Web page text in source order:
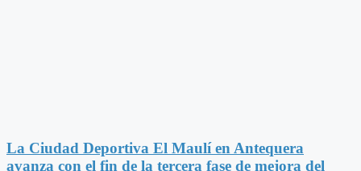
La Ciudad Deportiva El Maulí en Antequera
avanza con el fin de la tercera fase de mejora del